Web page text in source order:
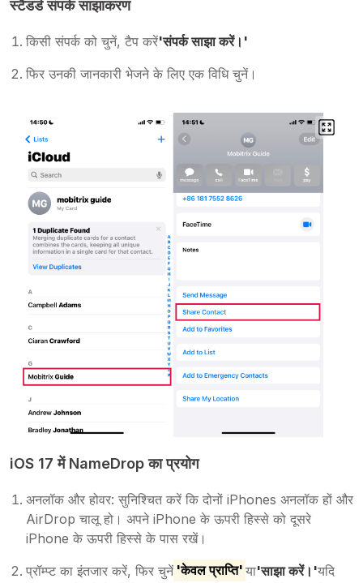
स्टैंडर्ड संपर्क साझाकरण
किसी संपर्क को चुनें, टैप करें'संपर्क साझा करें।'
फिर उनकी जानकारी भेजने के लिए एक विधि चुनें।
iOS 17 में NameDrop का प्रयोग
अनलॉक और होवर: सुनिश्चित करें कि दोनों iPhones अनलॉक हों और
AirDrop चालू हो। अपने iPhone के ऊपरी हिस्से को दूसरे
iPhone के ऊपरी हिस्से के पास रखें।
प्रॉम्प्ट का इंतजार करें, फिर चुनें 'केवल प्राप्ति' या'साझा करें।'यदि